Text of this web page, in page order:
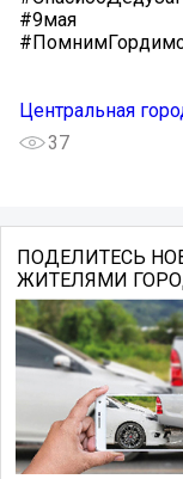
#9мая
Центральная
37
ПОДЕЛИТЕСЬ
ЖИТЕЛЯМИ